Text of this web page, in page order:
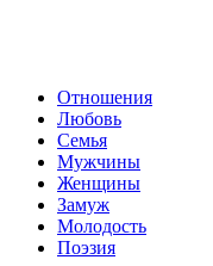
Отношения
Любовь
Семья
Мужчины
Женщины
Замуж
Молодость
Поэзия